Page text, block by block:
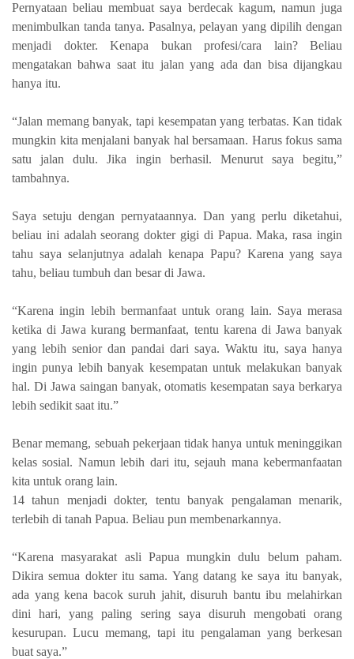
Pernyataan beliau membuat saya berdecak kagum, namun juga
menimbulkan tanda tanya. Pasalnya, pelayan yang dipilih dengan
menjadi dokter. Kenapa bukan profesi/cara lain? Beliau
mengatakan bahwa saat itu jalan yang ada dan bisa dijangkau
hanya itu.
“Jalan memang banyak, tapi kesempatan yang terbatas. Kan tidak
mungkin kita menjalani banyak hal bersamaan. Harus fokus sama
satu jalan dulu. Jika ingin berhasil. Menurut saya begitu,”
tambahnya.
Saya setuju dengan pernyataannya. Dan yang perlu diketahui,
beliau ini adalah seorang dokter gigi di Papua. Maka, rasa ingin
tahu saya selanjutnya adalah kenapa Papu? Karena yang saya
tahu, beliau tumbuh dan besar di Jawa.
“Karena ingin lebih bermanfaat untuk orang lain. Saya merasa
ketika di Jawa kurang bermanfaat, tentu karena di Jawa banyak
yang lebih senior dan pandai dari saya. Waktu itu, saya hanya
ingin punya lebih banyak kesempatan untuk melakukan banyak
hal. Di Jawa saingan banyak, otomatis kesempatan saya berkarya
lebih sedikit saat itu.”
Benar memang, sebuah pekerjaan tidak hanya untuk meninggikan
kelas sosial. Namun lebih dari itu, sejauh mana kebermanfaatan
kita untuk orang lain.
14 tahun menjadi dokter, tentu banyak pengalaman menarik,
terlebih di tanah Papua. Beliau pun membenarkannya.
“Karena masyarakat asli Papua mungkin dulu belum paham.
Dikira semua dokter itu sama. Yang datang ke saya itu banyak,
ada yang kena bacok suruh jahit, disuruh bantu ibu melahirkan
dini hari, yang paling sering saya disuruh mengobati orang
kesurupan. Lucu memang, tapi itu pengalaman yang berkesan
buat saya.”